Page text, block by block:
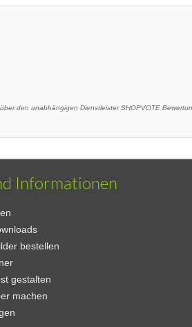
den unabhängigen Dienstleister SHOPVOTE
Informationen
bestellen
gestalten
machen